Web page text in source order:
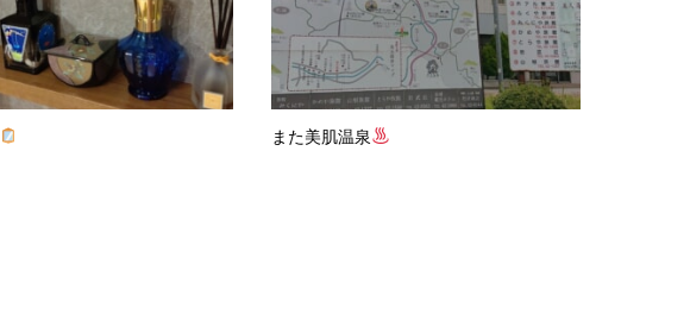
また美肌温泉